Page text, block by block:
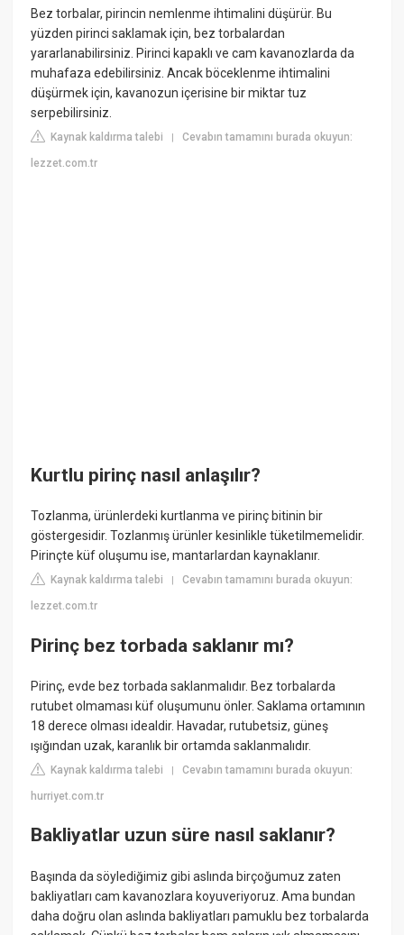
Bez torbalar, pirincin nemlenme ihtimalini düşürür. Bu
yüzden pirinci saklamak için, bez torbalardan
yararlanabilirsiniz. Pirinci kapaklı ve cam kavanozlarda da
muhafaza edebilirsiniz. Ancak böceklenme ihtimalini
düşürmek için, kavanozun içerisine bir miktar tuz
serpebilirsiniz.
Kaynak kaldırma talebi |Cevabın tamamını burada okuyun:
lezzet.com.tr
Kurtlu pirinç nasıl anlaşılır?
Tozlanma, ürünlerdeki kurtlanma ve pirinç bitinin bir
göstergesidir. Tozlanmış ürünler kesinlikle tüketilmemelidir.
Pirinçte küf oluşumu ise, mantarlardan kaynaklanır.
Kaynak kaldırma talebi |Cevabın tamamını burada okuyun:
lezzet.com.tr
Pirinç bez torbada saklanır mı?
Pirinç, evde bez torbada saklanmalıdır. Bez torbalarda
rutubet olmaması küf oluşumunu önler. Saklama ortamının
18 derece olması idealdir. Havadar, rutubetsiz, güneş
ışığından uzak, karanlık bir ortamda saklanmalıdır.
Kaynak kaldırma talebi |Cevabın tamamını burada okuyun:
hurriyet.com.tr
Bakliyatlar uzun süre nasıl saklanır?
Başında da söylediğimiz gibi aslında birçoğumuz zaten
bakliyatları cam kavanozlara koyuveriyoruz. Ama bundan
daha doğru olan aslında bakliyatları pamuklu bez torbalarda